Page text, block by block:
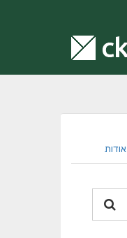
אודות